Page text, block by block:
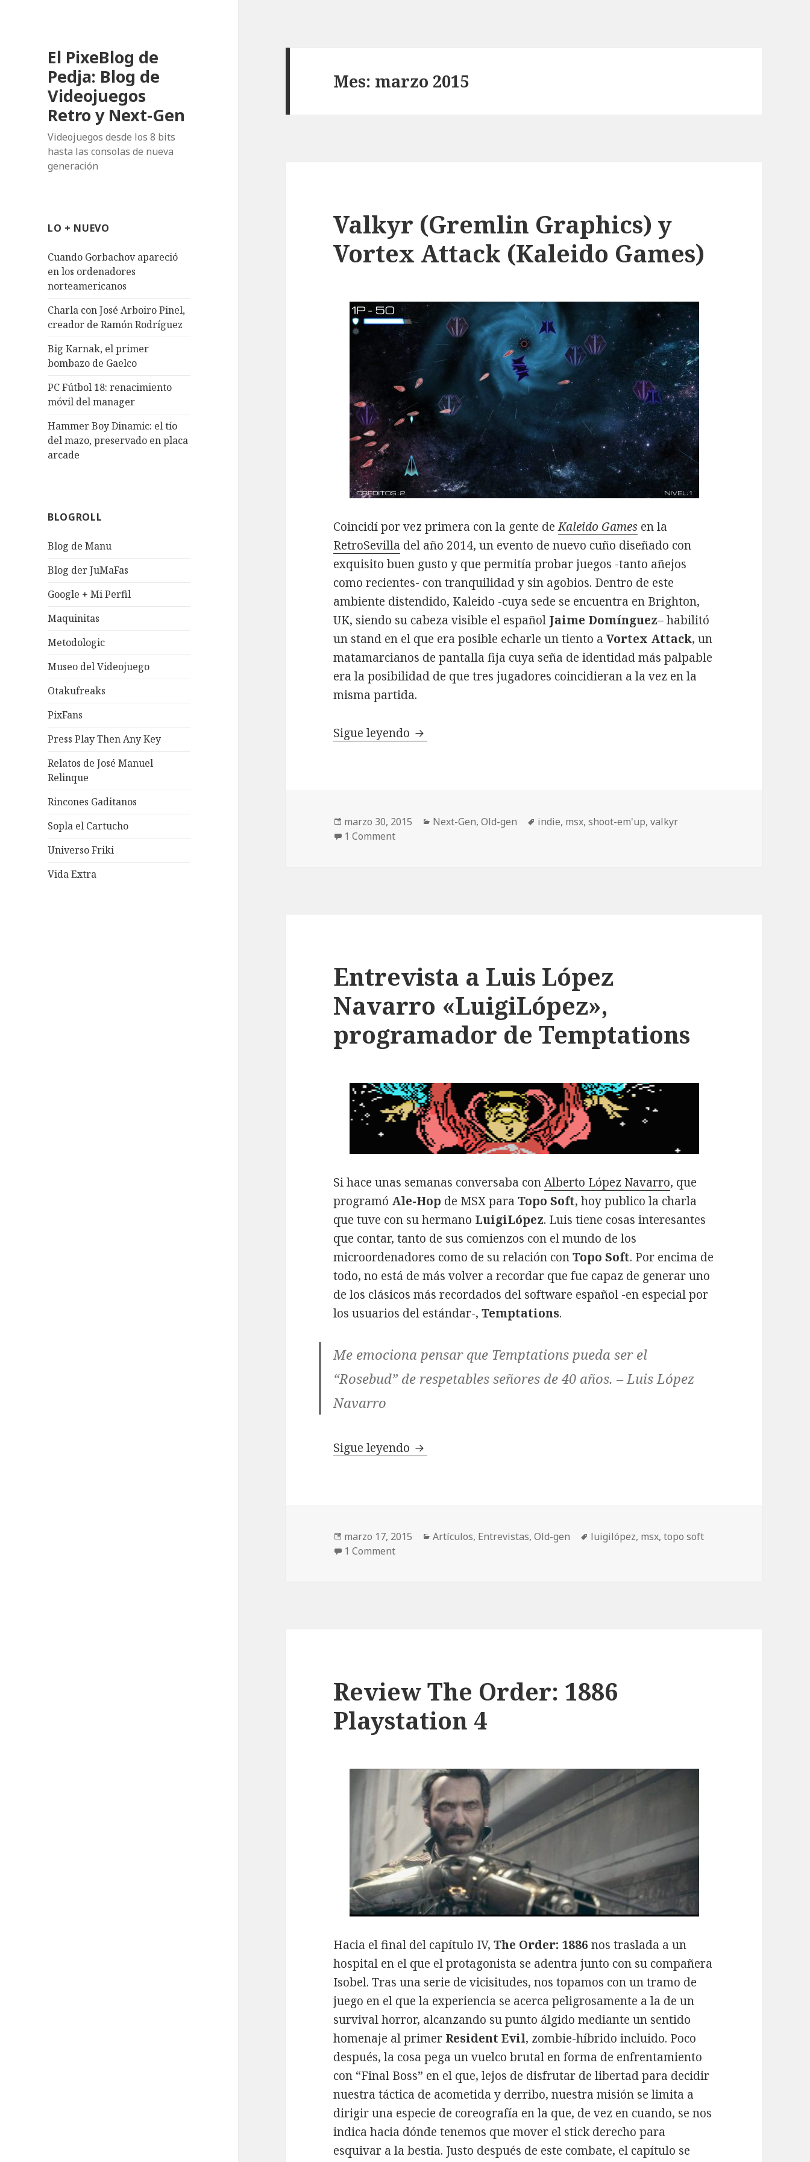
El PixeBlog de
Pedja: Blog de
Videojuegos
Retro y Next-Gen
Videojuegos desde los 8 bits
hasta las consolas de nueva
generación
LO + NUEVO
Cuando Gorbachov apareció
en los ordenadores
norteamericanos
Charla con José Arboiro Pinel,
creador de Ramón Rodríguez
Big Karnak, el primer
bombazo de Gaelco
PC Fútbol 18: renacimiento
móvil del manager
Hammer Boy Dinamic: el tío
del mazo, preservado en placa
arcade
BLOGROLL
Blog de Manu
Blog der JuMaFas
Google + Mi Perfil
Maquinitas
Metodologic
Museo del Videojuego
Otakufreaks
PixFans
Press Play Then Any Key
Relatos de José Manuel
Relinque
Rincones Gaditanos
Sopla el Cartucho
Universo Friki
Vida Extra
Mes: marzo 2015
Valkyr (Gremlin Graphics) y
Vortex Attack (Kaleido Games)
Coincidí por vez primera con la gente deKaleido Games en la
RetroSevilla del año 2014, un evento de nuevo cuño diseñado con
exquisito buen gusto y que permitía probar juegos -tanto añejos
como recientes- con tranquilidad y sin agobios. Dentro de este
ambiente distendido, Kaleido -cuya sede se encuentra en Brighton,
UK, siendo su cabeza visible el español Jaime Domínguez– habilitó
un stand en el que era posible echarle un tiento aVortex Attack, un
matamarcianos de pantalla fija cuya seña de identidad más palpable
era la posibilidad de que tres jugadores coincidieran a la vez en la
misma partida.
Sigue leyendo Valkyr (Gremlin Graphics) y Vortex Attack (Kaleido Games)
Publicado
el
marzo 30, 2015 Categorías
Next-Gen,Old-gen Etiquetas
indie, msx,shoot-em'up,valkyr
1 Comment
Entrevista a Luis López
Navarro «LuigiLópez»,
programador de Temptations
Si hace unas semanas conversaba conAlberto López Navarro, que
programó Ale-Hop de MSX paraTopo Soft, hoy publico la charla
que tuve con su hermano LuigiLópez. Luis tiene cosas interesantes
que contar, tanto de sus comienzos con el mundo de los
microordenadores como de su relación conTopo Soft. Por encima de
todo, no está de más volver a recordar que fue capaz de generar uno
de los clásicos más recordados del software español -en especial por
los usuarios del estándar-,Temptations.
Me emociona pensar que Temptations pueda ser el
“Rosebud” de respetables señores de 40 años. –Luis López
Navarro
Sigue leyendo Entrevista a Luis López Navarro «LuigiLópez», programador de
Publicado
el
marzo 17, 2015 Categorías
Artículos, Entrevistas,Old-gen Etiquetas
luigilópez, msx,topo soft
1 Comment
Review The Order: 1886
Playstation 4
Hacia el final del capítulo IV,The Order: 1886 nos traslada a un
hospital en el que el protagonista se adentra junto con su compañera
Isobel. Tras una serie de vicisitudes, nos topamos con un tramo de
juego en el que la experiencia se acerca peligrosamente a la de un
survival horror, alcanzando su punto álgido mediante un sentido
homenaje al primer Resident Evil, zombie-híbrido incluido. Poco
después, la cosa pega un vuelco brutal en forma de enfrentamiento
con “Final Boss” en el que, lejos de disfrutar de libertad para decidir
nuestra táctica de acometida y derribo, nuestra misión se limita a
dirigir una especie de coreografía en la que, de vez en cuando, se nos
indica hacia dónde tenemos que mover el stick derecho para
esquivar a la bestia. Justo después de este combate, el capítulo se